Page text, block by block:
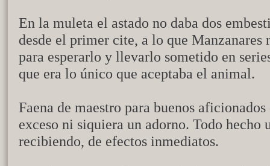
En la muleta el astado no daba dos
desde el primer cite, a lo que
para esperarlo y llevarlo sometido en
que era lo único que aceptaba el animal.
Faena de maestro para buenos
exceso ni siquiera un adorno. Todo
recibiendo, de efectos inmediatos.